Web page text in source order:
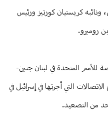
ونائبه كريستيان كورتيز ورئيس
روميرو.
للأمم المتحدة في لبنان جنين-
التي أجرتها في إسرائيل في
من التصعيد.